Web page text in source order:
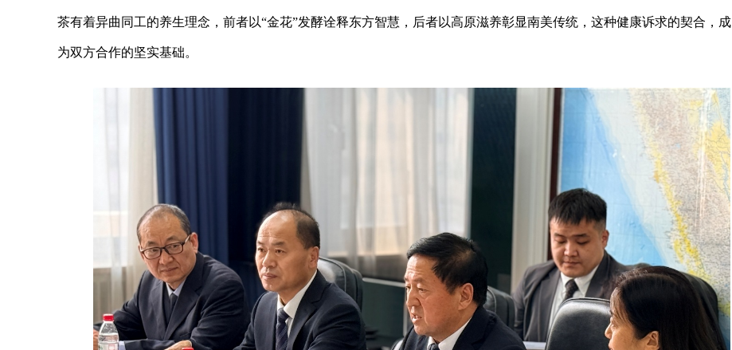
茶有着异曲同工的养生理念，前者以“金花”发酵诠释东方智慧，后者以高原滋养彰显南美传统，这种健康诉求的契合，成
为双方合作的坚实基础。